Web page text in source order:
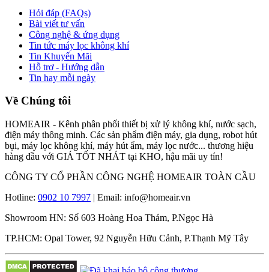
Hỏi đáp (FAQs)
Bài viết tư vấn
Công nghệ & ứng dụng
Tin tức máy lọc không khí
Tin Khuyến Mãi
Hỗ trợ - Hướng dẫn
Tin hay mỗi ngày
Về Chúng tôi
HOMEAIR - Kênh phân phối thiết bị xử lý không khí, nước sạch,
điện máy thông minh. Các sản phẩm điện máy, gia dụng, robot hút
bụi, máy lọc không khí, máy hút ẩm, máy lọc nước... thương hiệu
hàng đầu với GIÁ TỐT NHÁT tại KHO, hậu mãi uy tín!
CÔNG TY CỔ PHẦN CÔNG NGHỆ HOMEAIR TOÀN CẦU
Hotline: 0902 10 7997 | Email: info@homeair.vn
Showroom HN: Số 603 Hoàng Hoa Thám, P.Ngọc Hà
TP.HCM: Opal Tower, 92 Nguyễn Hữu Cảnh, P.Thạnh Mỹ Tây